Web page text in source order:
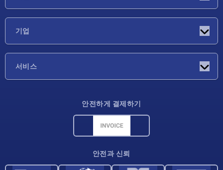
기업
서비스
안전하게 결제하기
안전과 신뢰